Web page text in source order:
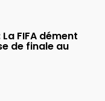
FIFA dément
de finale au